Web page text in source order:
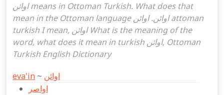
اوائن means in Ottoman Turkish. What does that
mean in the Ottoman language اوائن. اوائن attoman
turkish I mean, اوائن What is the meaning of the
word, what does it mean in turkish اوائن, Ottoman
Turkish English Dictionary
eva'in ~ اوائن
اواصر